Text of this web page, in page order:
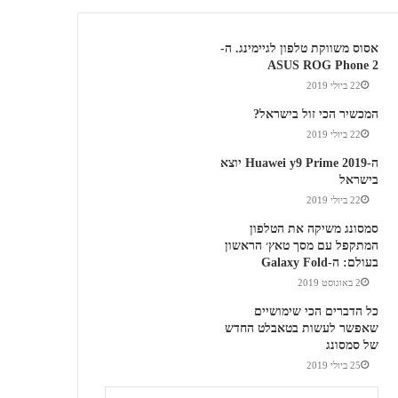
אסוס משווקת טלפון לגיימינג. ה-
ASUS ROG Phone 2
22 ביולי 2019
המכשיר הכי זול בישראל?
22 ביולי 2019
ה-Huawei y9 Prime 2019 יוצא
בישראל
22 ביולי 2019
סמסונג משיקה את הטלפון
המתקפל עם מסך טאץ׳ הראשון
בעולם: ה-Galaxy Fold
2 באוגוסט 2019
כל הדברים הכי שימושיים
שאפשר לעשות בטאבלט החדש
של סמסונג
25 ביולי 2019